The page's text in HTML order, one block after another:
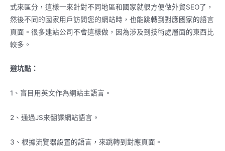
式來區分，這樣一來針對不同地區和國家就很方便做外貿SEO了，
然後不同的國家用戶訪問您的網站時，也能跳轉到對應國家的語言
頁面。很多建站公司不會這樣做，因為涉及到技術處層面的東西比
較多。
避坑點：
1、盲目用英文作為網站主語言。
2、通過JS來翻譯網站語言。
3、根據流覽器設置的語言，來跳轉到對應頁面。